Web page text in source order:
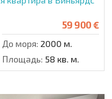
59 900 €
До моря: 2000 м.
Площадь: 58 кв. м.